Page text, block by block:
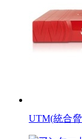
UTM(統合